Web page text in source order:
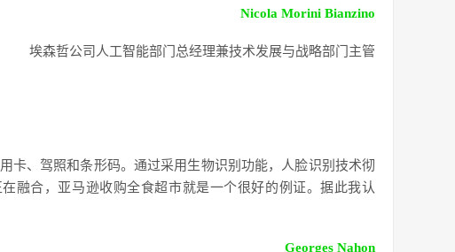
Nicola Morini Bianzino
埃森哲公司 人工智能部门总经理兼技术发展与战略部门主管
卡、驾照和条形码。通过采用生物识别功能，人脸识别技术彻
融合，亚马逊收购全食超市就是一个很好的例证。据此我认
Georges Nahon